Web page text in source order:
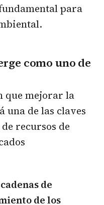
para
como uno de
que mejorar la
de las claves
recursos de
cadenas de
de los